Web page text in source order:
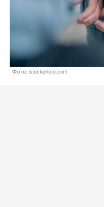
Фото: istockphoto.com